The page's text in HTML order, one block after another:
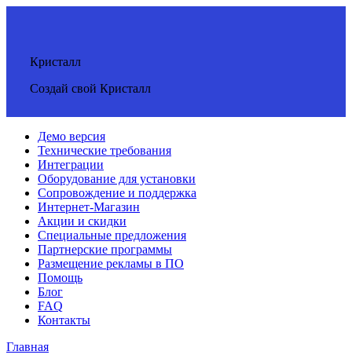
Кристалл
Создай свой Кристалл
Демо версия
Технические требования
Интеграции
Оборудование для установки
Сопровождение и поддержка
Интернет-Магазин
Акции и скидки
Специальные предложения
Партнерские программы
Размещение рекламы в ПО
Помощь
Блог
FAQ
Контакты
Главная